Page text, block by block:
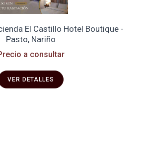
El Castillo Hotel Boutique -
Pasto, Nariño
a consultar
VER DETALLES